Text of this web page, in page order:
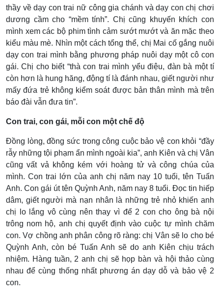
thầy về dạy con trai nữ công gia chánh và dạy con chị chơi
dương cầm cho “mềm tính”. Chị cũng khuyến khích con
mình xem các bộ phim tình cảm sướt mướt và ăn mặc theo
kiểu màu mè. Nhìn một cách tổng thể, chị Mai cố gắng nuôi
dạy con trai mình bằng phương pháp nuôi dạy một cô con
gái. Chị cho biết “thà con trai mình yểu điệu, đàn bà một tí
còn hơn là hung hăng, động tí là đánh nhau, giết người như
mấy đứa trẻ không kiểm soát được bản thân mình mà trên
báo đài vẫn đưa tin”.
Con trai, con gái, mỗi con một chế độ
Đồng lòng, đồng sức trong công cuộc bảo vệ con khỏi “đầy
rẫy những tội phạm ẩn mình ngoài kia”, anh Kiên và chị Vân
cũng vất vả không kém với hoàng tử và công chúa của
mình. Con trai lớn của anh chị năm nay 10 tuổi, tên Tuấn
Anh. Con gái út tên Quỳnh Anh, năm nay 8 tuổi. Đọc tin hiếp
dâm, giết người mà nạn nhân là những trẻ nhỏ khiến anh
chị lo lắng vô cùng nên thay vì để 2 con cho ông bà nội
trông nom hộ, anh chị quyết định vào cuộc tự mình chăm
con. Vợ chồng anh phân công rõ ràng: chị Vân sẽ lo cho bé
Quỳnh Anh, còn bé Tuấn Anh sẽ do anh Kiên chịu trách
nhiệm. Hàng tuần, 2 anh chị sẽ họp bàn và hội thảo cùng
nhau để cùng thống nhất phương án dạy dỗ và bảo vệ 2
con.